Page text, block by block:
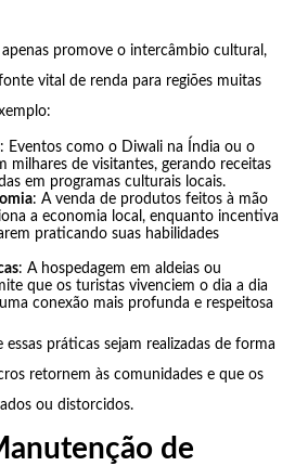
promove o intercâmbio cultural,
vital de renda para regiões muitas
: Eventos como o Diwali na Índia ou o
milhares de visitantes, gerando receitas
em programas culturais locais.
: A venda de produtos feitos à mão
a economia local, enquanto incentiva
praticando suas habilidades
: A hospedagem em aldeias ou
que os turistas vivenciem o dia a dia
conexão mais profunda e respeitosa
práticas sejam realizadas de forma
retornem às comunidades e que os
ou distorcidos.
de